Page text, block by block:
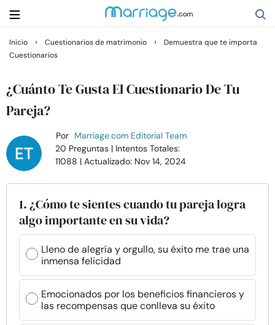
Buscar
Casarse
Relaciones
Familia
Ayuda
Cursos
Recursos
Inicio › Cuestionarios de matrimonio ›
Demuestra que te importa
Cuestionarios
¿Cuánto Te Gusta El Cuestionario De Tu
Pareja?
Por Marriage.com Editorial Team
20 Preguntas | Intentos Totales:
11088 | Actualizado: Nov 14, 2024
1. ¿Cómo te sientes cuando tu pareja logra
algo importante en su vida?
Lleno de alegría y orgullo, su éxito me trae una
inmensa felicidad
Emocionados por los beneficios financieros y
las recompensas que conlleva su éxito